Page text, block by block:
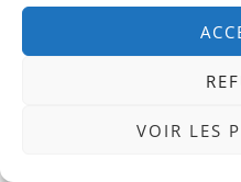
VOIR LES
h
PREMIÈRE